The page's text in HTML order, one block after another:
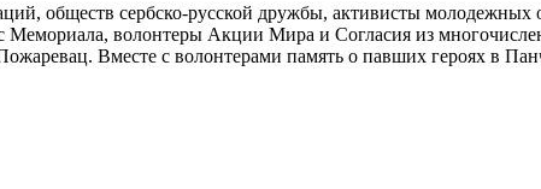
обществ сербско-русской дружбы, активисты
волонтеры Акции Мира и Согласия из
Вместе с волонтерами память о павших героях в